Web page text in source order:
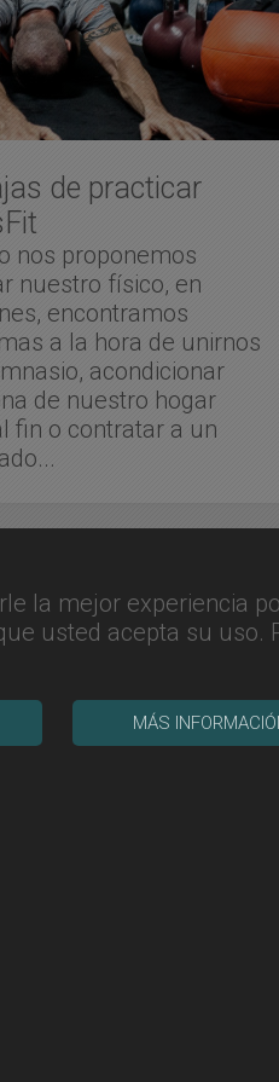
la mejor experiencia
usted acepta su
MÁS
de practicar
nos proponemos
nuestro físico, en
encontramos
a la hora de unirnos
acondicionar
de nuestro hogar
fin o contratar a un